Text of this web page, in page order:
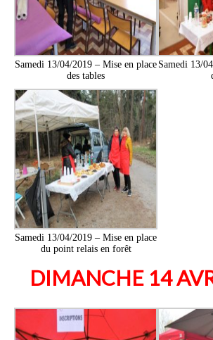
Samedi 13/04/2019 – Mise en place
des tables
Samedi 13/
Samedi 13/04/2019 – Mise en place
du point relais en forêt
DIMANCHE 14